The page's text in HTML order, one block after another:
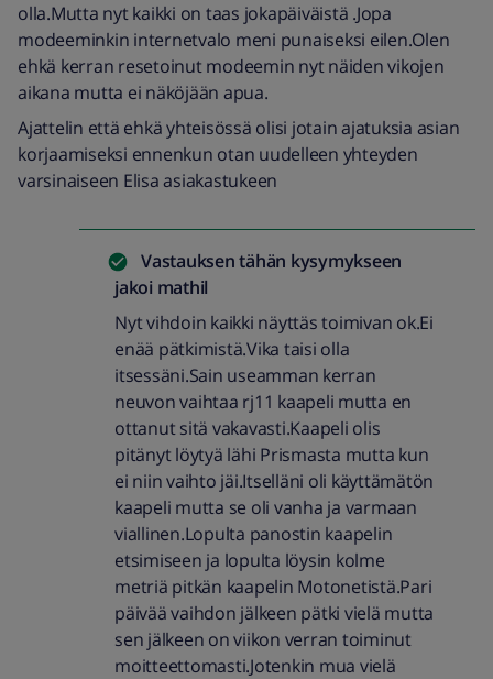
olla.Mutta nyt kaikki on taas jokapäiväistä .Jopa
modeeminkin internetvalo meni punaiseksi eilen.Olen
ehkä kerran resetoinut modeemin nyt näiden vikojen
aikana mutta ei näköjään apua.
Ajattelin että ehkä yhteisössä olisi jotain ajatuksia asian
korjaamiseksi ennenkun otan uudelleen yhteyden
varsinaiseen Elisa asiakastukeen
Vastauksen tähän kysymykseen
jakoi mathil
Nyt vihdoin kaikki näyttäs toimivan ok.Ei
enää pätkimistä.Vika taisi olla
itsessäni.Sain useamman kerran
neuvon vaihtaa rj11 kaapeli mutta en
ottanut sitä vakavasti.Kaapeli olis
pitänyt löytyä lähi Prismasta mutta kun
ei niin vaihto jäi.Itselläni oli käyttämätön
kaapeli mutta se oli vanha ja varmaan
viallinen.Lopulta panostin kaapelin
etsimiseen ja lopulta löysin kolme
metriä pitkän kaapelin Motonetistä.Pari
päivää vaihdon jälkeen pätki vielä mutta
sen jälkeen on viikon verran toiminut
moitteettomasti.Jotenkin mua vielä